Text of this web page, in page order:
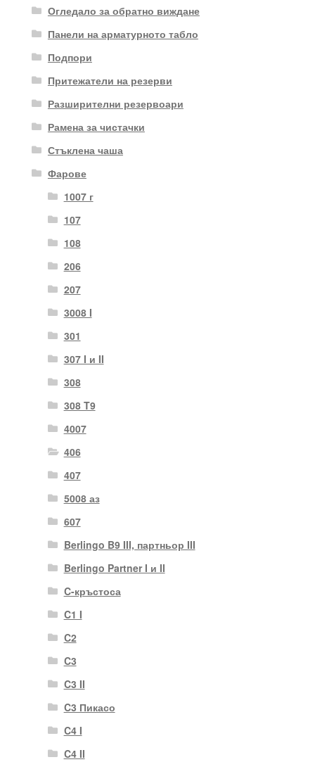
Огледало за обратно виждане
Панели на арматурното табло
Подпори
Притежатели на резерви
Разширителни резервоари
Рамена за чистачки
Стъклена чаша
Фарове
1007 г
107
108
206
207
3008 I
301
307 I и II
308
308 T9
4007
406
407
5008 аз
607
Berlingo B9 III, партньор III
Berlingo Partner I и II
C-кръстоса
C1 I
C2
C3
C3 II
C3 Пикасо
C4 I
C4 II